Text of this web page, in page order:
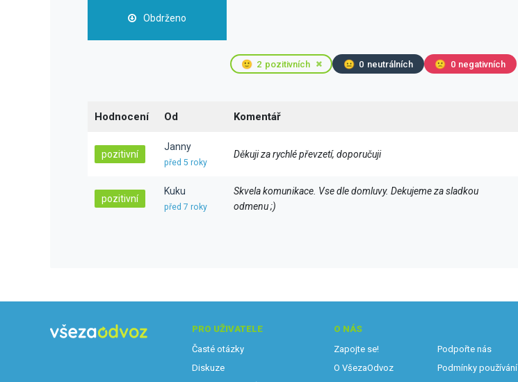
Obdrženo
🙂 2 pozitivních 😐 0 neutrálních 🙁 0 negativních
Hodnocení Od Komentář
pozitivní
Janny
před 5 roky
Děkuji za rychlé převzetí, doporučuji
pozitivní
Kuku
před 7 roky
Skvela komunikace. Vse dle domluvy. Dekujeme za sladkou
odmenu ;)
PRO UŽIVATELE
Časté otázky
Diskuze
O NÁS
Zapojte se!
O VšezaOdvoz
Podpořte nás
Podmínky používání